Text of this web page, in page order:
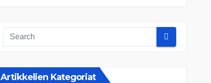
Artikkelien Kategoriat